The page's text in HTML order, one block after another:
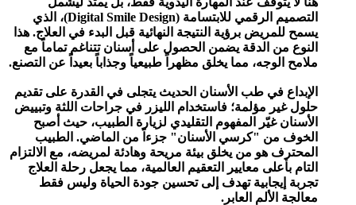
التصميم الرقمي للابتسامة (Digital Smile Design)، الذي
يسمح للمريض برؤية النتيجة النهائية قبل البدء في العلاج. هذا
النوع من الدقة يضمن الحصول على أسنان تتناغم تماماً مع
ملامح الوجه، مما يخلق مظهراً طبيعياً وجذاباً بعيداً عن التصنع.
الإبداع في طب الأسنان الحديث يتجلى في القدرة على تقديم
حلول غير مؤلمة؛ فاستخدام الليزر في جراحات اللثة وتبييض
الأسنان غيّر المفهوم التقليدي لزيارة الطبيب، حيث أصبح
الخوف من "كرسي الأسنان" جزءاً من الماضي. الطبيب
المحترف هو من يخلق بيئة مريحة وهادئة لمريضه، مع الالتزام
التام بأعلى معايير التعقيم العالمية، مما يجعل رحلة العلاج
تجربة إيجابية تهدف إلى تحسين جودة الحياة وليس فقط
معالجة الألم العابر.